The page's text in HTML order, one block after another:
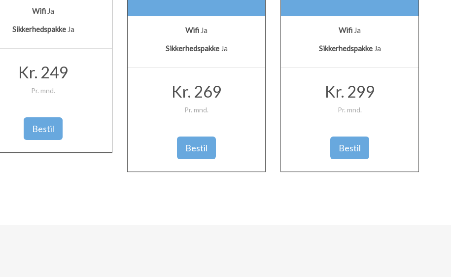
Wifi Ja
SikkerhedspakkeJa
Kr. 249
Pr. mnd.
Bestil
Wifi Ja
SikkerhedspakkeJa
Kr. 269
Pr. mnd.
Bestil
Wifi Ja
SikkerhedspakkeJa
Kr. 299
Pr. mnd.
Bestil